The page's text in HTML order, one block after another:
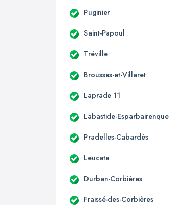
Puginier
Saint-Papoul
Tréville
Brousses-et-Villaret
Laprade 11
Labastide-Esparbairenque
Pradelles-Cabardès
Leucate
Durban-Corbières
Fraissé-des-Corbières